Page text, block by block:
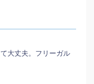
大丈夫。フリーガル